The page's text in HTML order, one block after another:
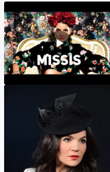
Média